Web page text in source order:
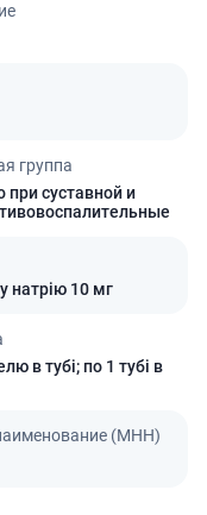
группа
суставной и
натрію 10 мг
в тубі; по 1 тубі в
(МНН)